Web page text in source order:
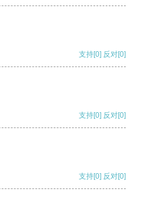
支持[0] 反对[0]
支持[0] 反对[0]
支持[0] 反对[0]